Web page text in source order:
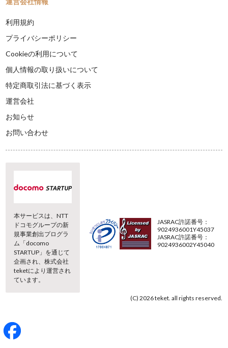
利用規約
プライバシーポリシー
Cookieの利用について
個人情報の取り扱いについて
特定商取引法に基づく表示
運営会社
お知らせ
お問い合わせ
本サービスは、NTT
ドコモグループの新
規事業創出プログラ
ム「docomo
STARTUP」を通じて
企画され、株式会社
teketにより運営され
ています。
JASRAC許諾番号：
9024936001Y45037
JASRAC許諾番号：
9024936002Y45040
(C) 2026 teket. all rights reserved.